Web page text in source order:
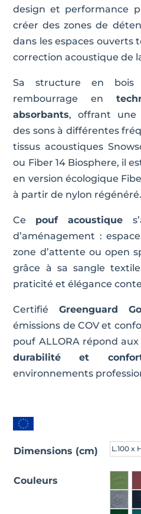
design et performance
créer des zones de
dans les espaces
correction acoustique de
Sa structure en
rembourrage en
absorbants, offrant une
des sons à différentes
tissus acoustiques
ou Fiber 14 Biosphere, il
en version écologique
à partir de nylon régénéré.
Ce pouf acoustique
d’aménagement :
zone d’attente ou open
grâce à sa sangle
praticité et élégance
Certifié Greenguard
émissions de COV et
pouf ALLORA répond
durabilité et
environnements
Dimensions (cm) L.100 x
Couleurs